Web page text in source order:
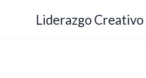
Liderazgo Creativo